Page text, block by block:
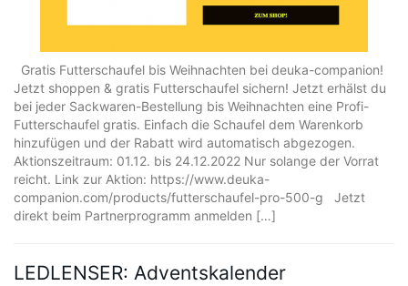
Gratis Futterschaufel bis Weihnachten bei deuka-companion!
Jetzt shoppen & gratis Futterschaufel sichern! Jetzt erhälst du
bei jeder Sackwaren-Bestellung bis Weihnachten eine Profi-
Futterschaufel gratis. Einfach die Schaufel dem Warenkorb
hinzufügen und der Rabatt wird automatisch abgezogen.
Aktionszeitraum: 01.12. bis 24.12.2022 Nur solange der Vorrat
reicht. Link zur Aktion: https://www.deuka-
companion.com/products/futterschaufel-pro-500-g Jetzt
direkt beim Partnerprogramm anmelden […]
LEDLENSER: Adventskalender